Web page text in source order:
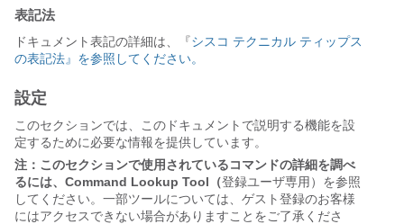
表記法
ドキュメント表記の詳細は、『シスコ テクニカル ティップス
の表記法』を参照してください。
設定
このセクションでは、このドキュメントで説明する機能を設
定するために必要な情報を提供しています。
注：このセクションで使用されているコマンドの詳細を調べ
るには、Command Lookup Tool（登録ユーザ専用）を参照
してください。一部ツールについては、ゲスト登録のお客様
にはアクセスできない場合がありますことをご了承くださ